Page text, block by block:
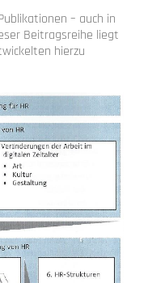
– auch in
Beitragsreihe liegt
hierzu